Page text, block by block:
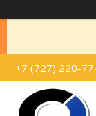
+7 (727) 220-